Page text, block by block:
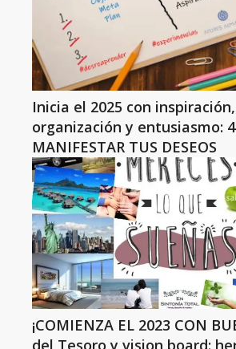
Inicia el 2025 con inspiración,
organización y entusiasmo: 4
MANIFESTAR TUS DESEOS
¡COMIENZA EL 2023 CON
del Tesoro y vision board: